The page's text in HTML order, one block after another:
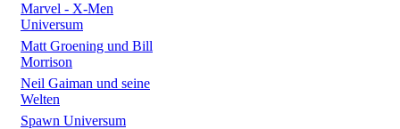
Marvel - X-Men
Universum
Matt Groening und Bill
Morrison
Neil Gaiman und seine
Welten
Spawn Universum